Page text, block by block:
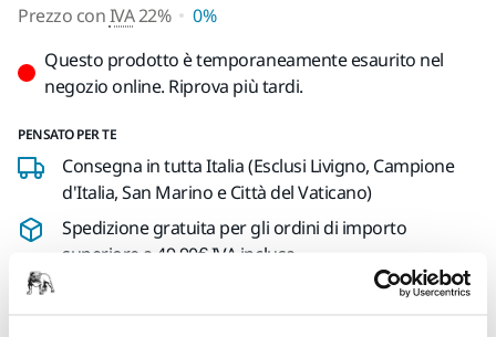
Prezzo conIVA22%
0%
Questo prodotto è temporaneamente esaurito nel
negozio online. Riprova più tardi.
PENSATO PER TE
Consegna in tutta Italia (Esclusi Livigno, Campione
d'Italia, San Marino e Città del Vaticano)
Spedizione gratuita per gli ordini di importo
superiore a 49,90€ IVA inclusa